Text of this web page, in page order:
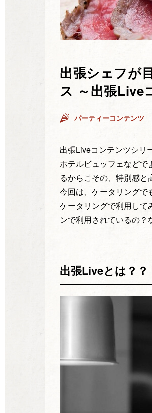
出張シェフが
ス ～出張Live
パーティーコンテンツ
出張Liveコンテンツシリ
ホテルビュッフェなどで
るからこその、特別感と
今回は、ケータリングで
ケータリングで利用して
ンで利用されているの？
出張Liveとは？？